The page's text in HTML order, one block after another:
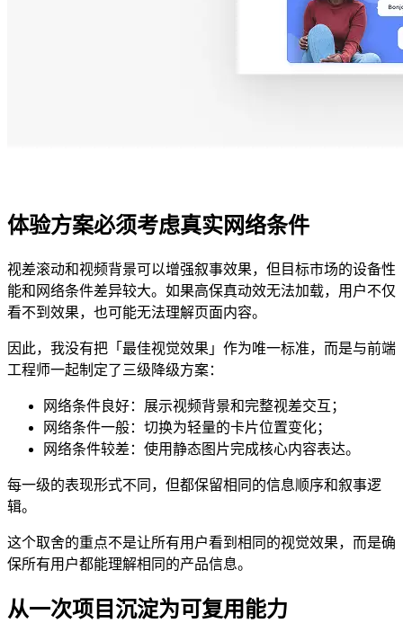
体验方案必须考虑真实网络条件
视差滚动和视频背景可以增强叙事效果，但目标市场的设备性
能和网络条件差异较大。如果高保真动效无法加载，用户不仅
看不到效果，也可能无法理解页面内容。
因此，我没有把「最佳视觉效果」作为唯一标准，而是与前端
工程师一起制定了三级降级方案：
网络条件良好：展示视频背景和完整视差交互；
网络条件一般：切换为轻量的卡片位置变化；
网络条件较差：使用静态图片完成核心内容表达。
每一级的表现形式不同，但都保留相同的信息顺序和叙事逻
辑。
这个取舍的重点不是让所有用户看到相同的视觉效果，而是确
保所有用户都能理解相同的产品信息。
从一次项目沉淀为可复用能力